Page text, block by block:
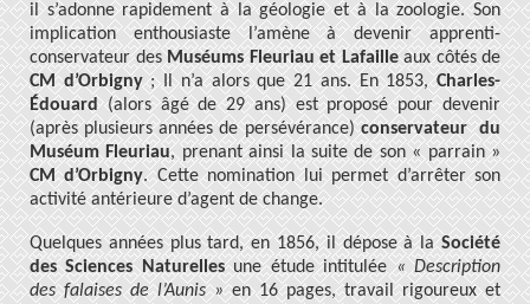
il s’adonne rapidement à la géologie et à la zoologie. Son
implication enthousiaste l’amène à devenir apprenti-
conservateur desMuséums Fleuriau et Lafailleaux côtés de
CM d’Orbigny; Il n’a alors que 21 ans. En 1853,Charles-
Édouard(alors âgé de 29 ans) est proposé pour devenir
(après plusieurs années de persévérance)conservateur du
Muséum Fleuriau, prenant ainsi la suite de son « parrain »
CM d’Orbigny. Cette nomination lui permet d’arrêter son
activité antérieure d’agent de change.
Quelques années plus tard, en 1856, il dépose à laSociété
des Sciences Naturellesune étude intitulée« Description
des falaises de l’Aunis »en 16 pages, travail rigoureux et